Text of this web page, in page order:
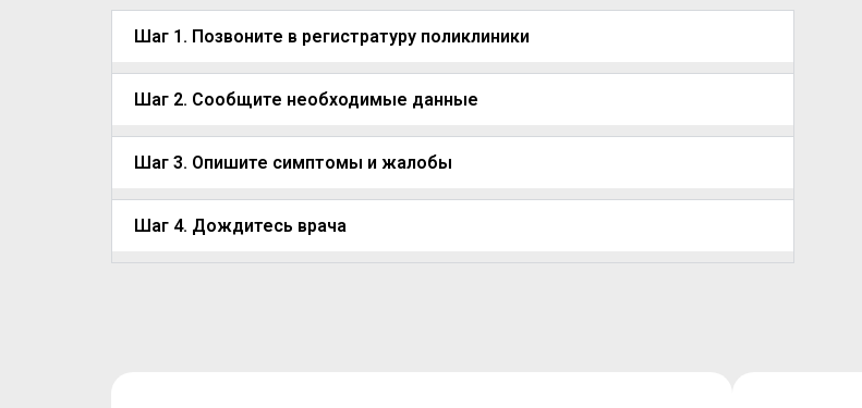
Шаг 1. Позвоните в регистратуру поликлиники
Шаг 2. Сообщите необходимые данные
Шаг 3. Опишите симптомы и жалобы
Шаг 4. Дождитесь врача